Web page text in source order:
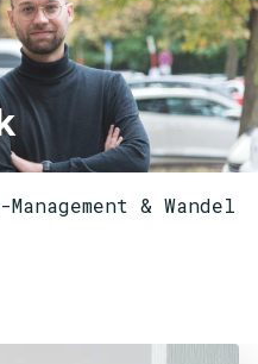
Management & Wandel